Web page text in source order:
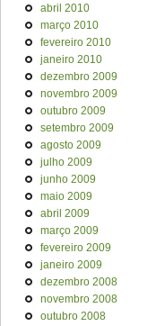
abril 2010
março 2010
fevereiro 2010
janeiro 2010
dezembro 2009
novembro 2009
outubro 2009
setembro 2009
agosto 2009
julho 2009
junho 2009
maio 2009
abril 2009
março 2009
fevereiro 2009
janeiro 2009
dezembro 2008
novembro 2008
outubro 2008